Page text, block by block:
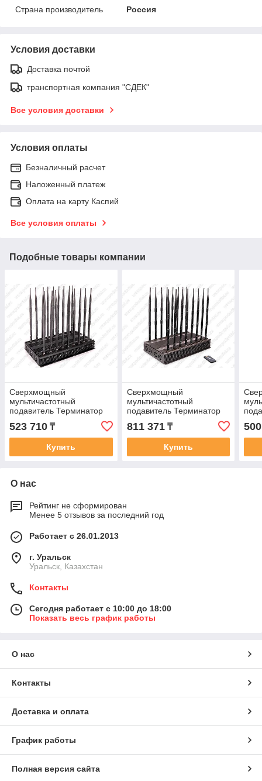
Страна производитель
Россия
Условия доставки
Доставка почтой
транспортная компания "СДЕК"
Все условия доставки
Условия оплаты
Безналичный расчет
Наложенный платеж
Оплата на карту Каспий
Все условия оплаты
Подобные товары компании
Сверхмощный
мультичастотный
подавитель Терминатор
523 710 ₸
Купить
Сверхмощный
мультичастотный
подавитель Терминатор
811 371₸
Купить
О нас
Рейтинг не сформирован
Менее 5 отзывов за последний год
Работает с 26.01.2013
г. Уральск
Уральск, Казахстан
Контакты
Сегодня работает с 10:00 до 18:00
Показать весь график работы
О нас
Контакты
Доставка и оплата
График работы
Полная версия сайта